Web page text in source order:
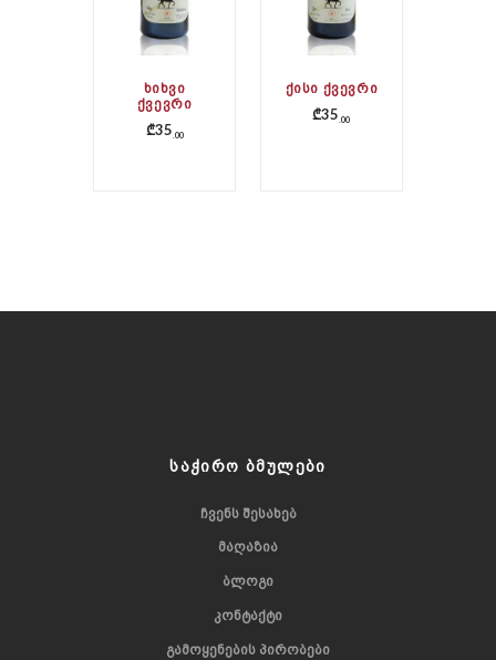
ᲮᲘᲮᲕᲘ
ᲥᲕᲔᲕᲠᲘ
₾35 00
ᲥᲘᲡᲘ ᲥᲕᲔᲕᲠᲘ
₾35 00
ᲡᲐᲭᲘᲠᲝ ᲑᲛᲣᲚᲔᲑᲘ
ᲩᲕᲔᲜᲡ ᲨᲔᲡᲐᲮᲔᲑ
ᲛᲐᲦᲐᲖᲘᲐ
ᲑᲚᲝᲒᲘ
ᲙᲝᲜᲢᲐᲥᲢᲘ
ᲒᲐᲛᲝᲧᲔᲜᲔᲑᲘᲡ ᲞᲘᲠᲝᲑᲔᲑᲘ